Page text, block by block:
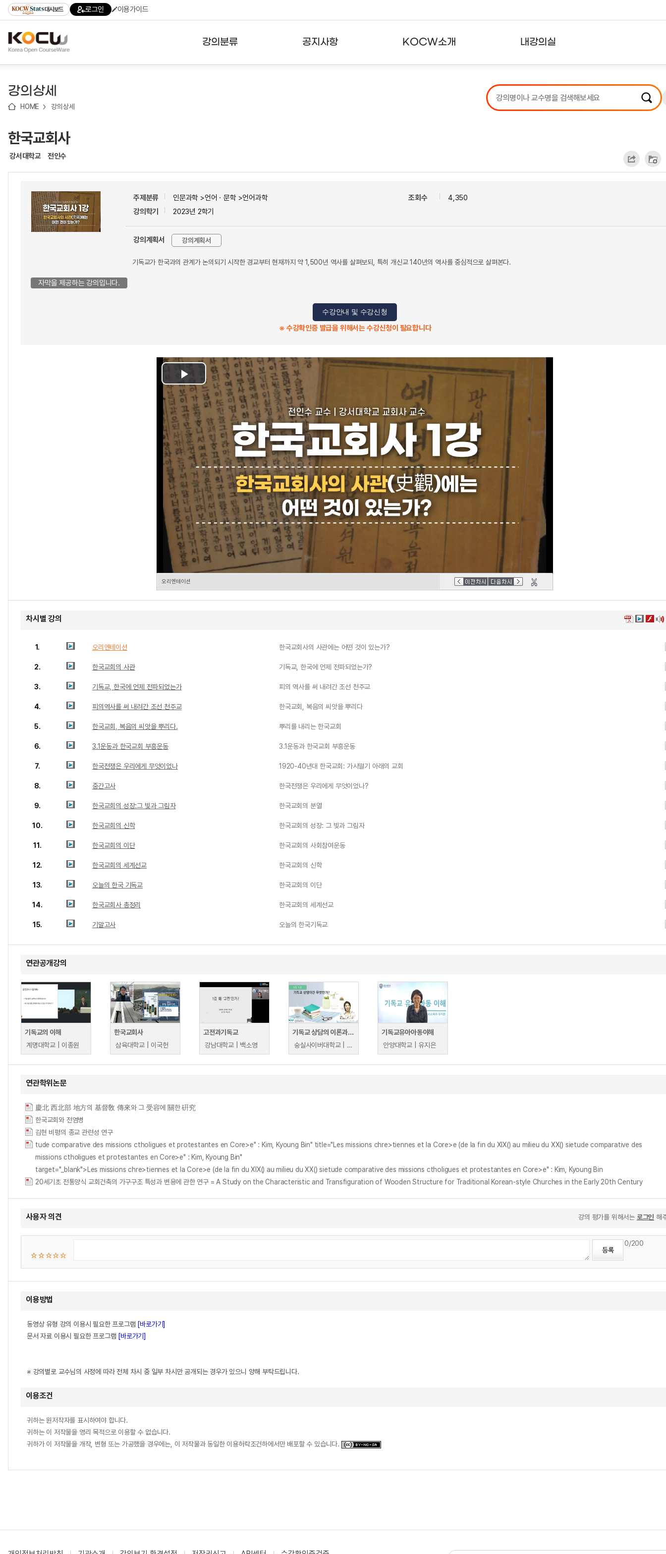
기
기
기
content)
가
대시보드 로그인 이용가이드
강의분류 공지사항 KOCW소개 내강의실
강의리스트
수강확인증강의
강의상세
HOME 강의상세
한국교회사
강서대학교 전인수
주제분류
인문과학 >언어ㆍ문학 >언어과학
강의학기
2023년 2학기
조회수 4,350
강의계획서 강의계획서
기독교가 한국과의 관계가 논의되기 시작한 경교부터 현재까지 약 1,500년 역사를 살펴보되, 특히 개신교 140년의 역사를 중심적으로 살펴본다.
자막을 제공하는 강의입니다.
수강안내 및 수강신청
※ 수강확인증 발급을 위해서는 수강신청이 필요합니다
Play
Video
오리엔테이션
차시별 강의
1. 오리엔테이션 한국교회사의 사관에는 어떤 것이 있는가?
2. 한국교회의 사관 기독교, 한국에 언제 전파되었는가?
3. 기독교, 한국에 언제 전파되었는가 피의 역사를 써 내려간 조선 천주교
4. 피의역사를 써 내려간 조선 천주교 한국교회, 복음의 씨앗을 뿌리다
5. 한국교회, 복음의 씨앗을 뿌리다. 뿌리를 내리는 한국교회
6. 3.1운동과 한국교회 부흥운동 3.1운동과 한국교회 부흥운동
7. 한국전쟁은 우리에게 무엇이었나 1920-40년대 한국교회: 가시떨기 아래의 교회
8. 중간고사 한국전쟁은 우리에게 무엇이었나?
9. 한국교회의 성장:그 빛과 그림자 한국교회의 분열
10. 한국교회의 신학 한국교회의 성장: 그 빛과 그림자
11. 한국교회의 이단 한국교회의 사회참여운동
12. 한국교회의 세계선교 한국교회의 신학
13. 오늘의 한국 기독교 한국교회의 이단
14. 한국교회사 총정리 한국교회의 세계선교
15. 기말고사 오늘의 한국기독교
연관공개강의
기독교의 이해
계명대학교 | 이종원
한국교회사
삼육대학교 | 이국헌
고전과기독교
강남대학교 | 백소영
기독교 상담의 이론과 실제
숭실사이버대학교 | 이호선
기독교유아아동이해
안양대학교 | 유지은
연관학위논문
慶北 西北部 地方의 基督敎 傳來와 그 受容에 關한 硏究
한국교회와 전염병
김현 비평의 종교 관련성 연구
tude comparative des missions ctholigues et protestantes en Core>e" : Kim, Kyoung Bin" title="Les missions chre>tiennes et la Core>e (de la fin du XIX() au milieu du XX() sietude comparative des
missions ctholigues et protestantes en Core>e" : Kim, Kyoung Bin"
target="_blank">Les missions chre>tiennes et la Core>e (de la fin du XIX() au milieu du XX() sietude comparative des missions ctholigues et protestantes en Core>e" : Kim, Kyoung Bin
20세기초 전통양식 교회건축의 가구구조 특성과 변용에 관한 연구 = A Study on the Characteristic and Transfiguration of Wooden Structure for Traditional Korean-style Churches in the Early 20th Century
사용자 의견 강의 평가를 위해서는 로그인 해
0/200
이용방법
동영상 유형 강의 이용시 필요한 프로그램 [바로가기]
문서 자료 이용시 필요한 프로그램 [바로가기]
※ 강의별로 교수님의 사정에 따라 전체 차시 중 일부 차시만 공개되는 경우가 있으니 양해 부탁드립니다.
이용조건
귀하는 원저작자를 표시하여야 합니다.
귀하는 이 저작물을 영리 목적으로 이용할 수 없습니다.
귀하가 이 저작물을 개작, 변형 또는 가공했을 경우에는, 이 저작물과 동일한 이용허락조건하에서만 배포할 수 있습니다.